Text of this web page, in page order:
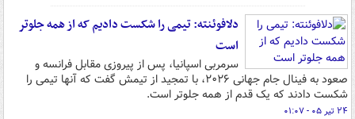
دلافوئنته: تیمی را شکست دادیم که از همه جلوتر
است
سرمربی اسپانیا، پس از پیروزی مقابل فرانسه و
صعود به فینال جام جهانی ۲۰۲۶، با تمجید از تیمش گفت که آنها تیمی را
شکست دادند که یک قدم از همه جلوتر است.
۲۴ تیر ۰۵ - ۰۱:۰۷